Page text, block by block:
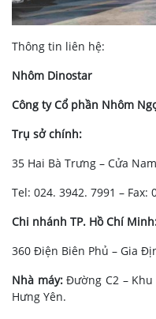
Thông tin liên hệ:
Nhôm Dinostar
Công ty Cổ phần Nhôm
Trụ sở chính:
35 Hai Bà Trưng – Cửa
Tel: 024. 3942. 7991 – Fax:
Chi nhánh TP. Hồ Chí
360 Điện Biên Phủ – Gia
Nhà máy:Đường C2 – Khu
Hưng Yên.